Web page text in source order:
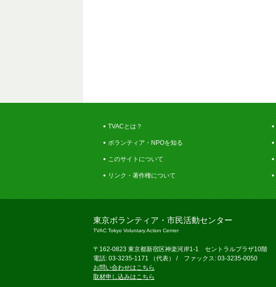
TVACとは？
ボランティア・NPOを知る
このサイトについて
リンク・著作権について
東京ボランティア・市民活動センター
TVAC Tokyo Voluntary Action Center
〒162-0823 東京都新宿区神楽河岸1-1 セントラルプラザ10階
電話: 03-3235-1171 （代表） / ファックス: 03-3235-0050
お問い合わせはこちら
取材申し込みはこちら